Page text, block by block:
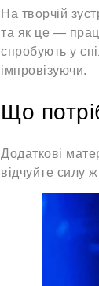
На творчій
та як це —
спробують у
імпровізуючи.
Що
Додаткові
відчуйте силу